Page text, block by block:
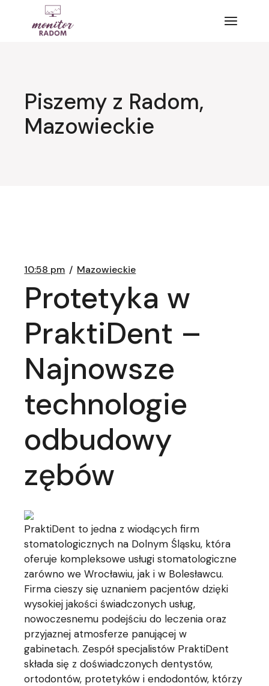
Piszemy z Radom,
Mazowieckie
10:58 pm Mazowieckie
Protetyka w
PraktiDent –
Najnowsze
technologie
odbudowy
zębów
PraktiDent to jedna z wiodących firm
stomatologicznych na Dolnym Śląsku, która
oferuje kompleksowe usługi stomatologiczne
zarówno we Wrocławiu, jak i w Bolesławcu.
Firma cieszy się uznaniem pacjentów dzięki
wysokiej jakości świadczonych usług,
nowoczesnemu podejściu do leczenia oraz
przyjaznej atmosferze panującej w
gabinetach. Zespół specjalistów PraktiDent
składa się z doświadczonych dentystów,
ortodontów, protetyków i endodontów, którzy